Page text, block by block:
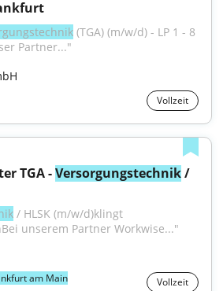
(TGA) (m/w/d) - LP 1 - 8
Partner..."
Vollzeit
TGA - Versorgungstechnik /
/ HLSK (m/w/d)klingt
unserem Partner Workwise..."
am Main Vollzeit